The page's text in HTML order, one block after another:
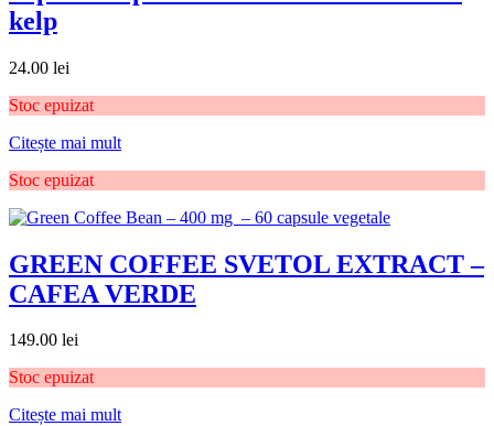
kelp
24.00 lei
Stoc epuizat
Citește mai mult
Stoc epuizat
GREEN COFFEE SVETOL EXTRACT –
CAFEA VERDE
149.00 lei
Stoc epuizat
Citește mai mult